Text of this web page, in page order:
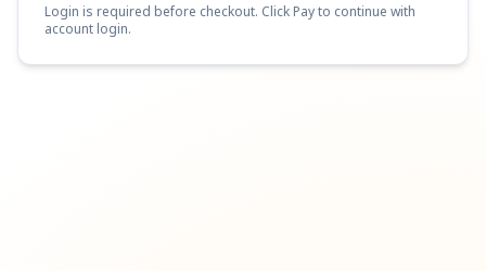
Login is required before checkout. Click Pay to continue with
account login.